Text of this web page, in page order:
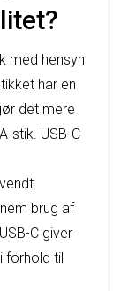
med hensyn
har en
det mere
stik. USB-C
brug af
C giver
forhold til